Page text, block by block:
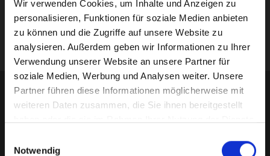
Wir verwenden Cookies, um Inhalte und Anzeigen zu
personalisieren, Funktionen für soziale Medien anbieten
zu können und die Zugriffe auf unsere Website zu
analysieren. Außerdem geben wir Informationen zu Ihrer
Verwendung unserer Website an unsere Partner für
soziale Medien, Werbung und Analysen weiter. Unsere
Partner führen diese Informationen möglicherweise mit
weiteren Daten zusammen, die Sie ihnen bereitgestellt
Notwendig
Submit